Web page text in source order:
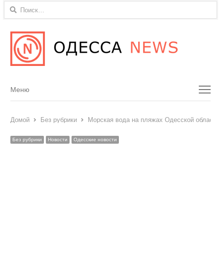
Найти:
Menu
Меню
Домой Без рубрики Морская вода на пляжах Одесской
Без рубрики Новости Одесские новости